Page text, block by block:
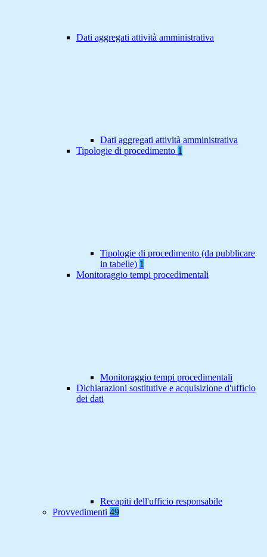
Dati aggregati attività amministrativa
Dati aggregati attività amministrativa
Tipologie di procedimento 1
Tipologie di procedimento (da pubblicare
in tabelle) 1
Monitoraggio tempi procedimentali
Monitoraggio tempi procedimentali
Dichiarazioni sostitutive e acquisizione d'ufficio
dei dati
Recapiti dell'ufficio responsabile
Provvedimenti 49